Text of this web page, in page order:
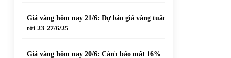
Giá vàng hôm nay 21/6: Dự báo giá vàng tuần
tới 23-27/6/25
Giá vàng hôm nay 20/6: Cảnh báo mất 16%